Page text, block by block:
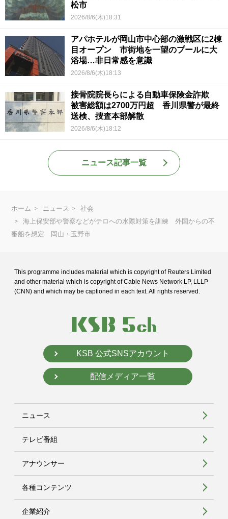
松市
2026/8/6(木)18:31
アパホテルが岡山市中心部の激戦区に2棟
目オープン 市街地を一望のプールに大
浴場…非日常感を意識
2026/8/6(木)18:13
接骨院院長らによる自動車保険金詐欺
被害総額は2700万円超 香川県警が最終
送検、捜査本部解散
2026/8/6(木)18:12
ニュース記事一覧
ホーム ニュース
社会
海上保安部や警察などがテロへの水際対策を訓練 外国からの不
審船を想定 岡山・玉野市
This programme includes material which is copyright of Reuters Limited
and other material which is copyright of Cable News Network LP, LLLP
(CNN) and which may be captioned in each text. All rights reserved.
KSB 公式SNSアカウント
配信メディア一覧
ニュース
テレビ番組
アナウンサー
各種コンテンツ
企業紹介